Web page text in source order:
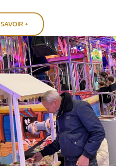
+